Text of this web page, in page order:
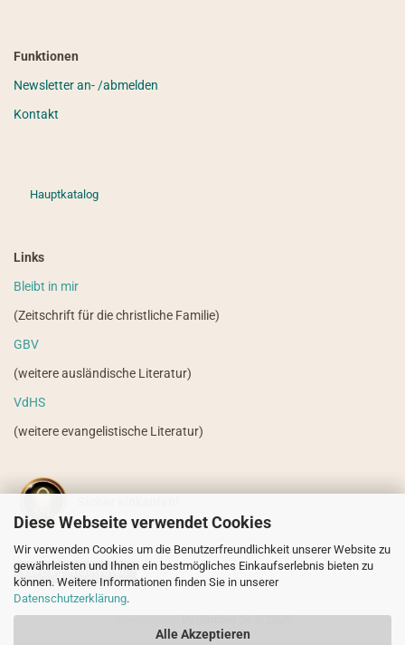
Diese Webseite verwendet Cookies
Wir verwenden Cookies um die Benutzerfreundlichkeit unserer Website zu
gewährleisten und Ihnen ein bestmögliches Einkaufserlebnis bieten zu
können. Weitere Informationen finden Sie in unserer
Datenschutzerklärung.
Alle Akzeptieren
Funktionen
Newsletter an- /abmelden
Kontakt
Hauptkatalog
Links
Bleibt in mir
(Zeitschrift für die christliche Familie)
GBV
(weitere ausländische Literatur)
VdHS
(weitere evangelistische Literatur)
Vertrag widerrufen
Internetshopby Gambio.de © 2026